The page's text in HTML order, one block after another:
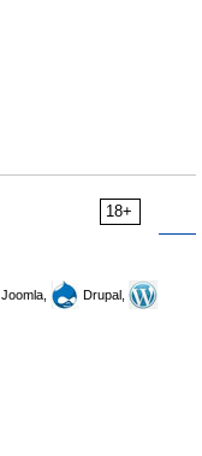
18+
Joomla,
Drupal,